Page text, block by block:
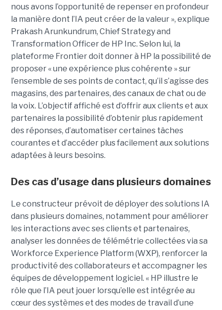
nous avons l’opportunité de repenser en profondeur
la manière dont l’IA peut créer de la valeur », explique
Prakash Arunkundrum, Chief Strategy and
Transformation Officer de HP Inc. Selon lui, la
plateforme Frontier doit donner à HP la possibilité de
proposer « une expérience plus cohérente » sur
l’ensemble de ses points de contact, qu’il s’agisse des
magasins, des partenaires, des canaux de chat ou de
la voix. L’objectif affiché est d’offrir aux clients et aux
partenaires la possibilité d’obtenir plus rapidement
des réponses, d’automatiser certaines tâches
courantes et d’accéder plus facilement aux solutions
adaptées à leurs besoins.
Des cas d’usage dans plusieurs domaines
Le constructeur prévoit de déployer des solutions IA
dans plusieurs domaines, notamment pour améliorer
les interactions avec ses clients et partenaires,
analyser les données de télémétrie collectées via sa
Workforce Experience Platform (WXP), renforcer la
productivité des collaborateurs et accompagner les
équipes de développement logiciel. « HP illustre le
rôle que l’IA peut jouer lorsqu’elle est intégrée au
cœur des systèmes et des modes de travail d’une